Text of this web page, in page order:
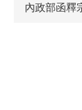
內政部函釋